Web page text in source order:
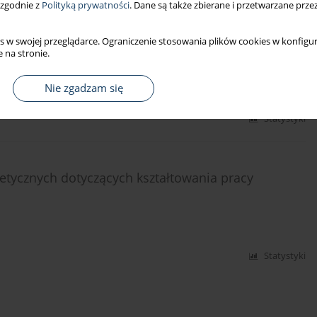
z Polityką prywatności. Dane są także zbierane i przetwarzane
w swojej przeglądarce. Ograniczenie stosowania plików cookies w
na stronie.
Nie zgadzam się
satysfakcji potrzeb podstawowych
Statystyki
dotyczących kształtowania pracy
Statystyki